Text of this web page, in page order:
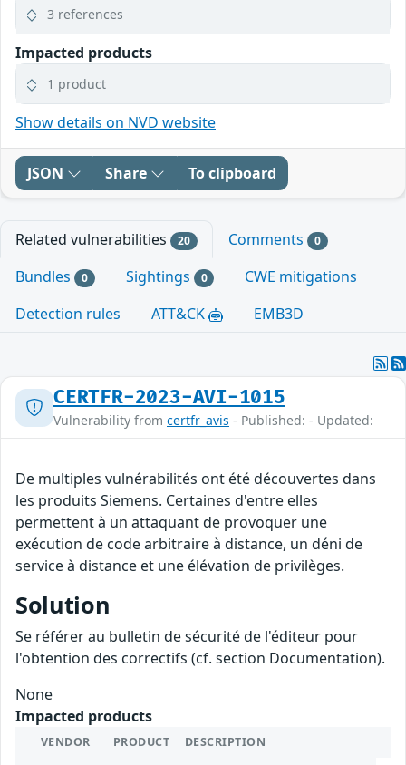
3 references
Impacted products
1 product
Show details on NVD website
JSON Share To clipboard
Related vulnerabilities 20 Comments 0
Bundles 0 Sightings 0
CWE mitigations
Detection rules
ATT&CK EMB3D
CERTFR-2023-AVI-1015
Vulnerability from certfr_avis - Published: - Updated:
De multiples vulnérabilités ont été découvertes dans
les produits Siemens. Certaines d'entre elles
permettent à un attaquant de provoquer une
exécution de code arbitraire à distance, un déni de
service à distance et une élévation de privilèges.
Solution
Se référer au bulletin de sécurité de l'éditeur pour
l'obtention des correctifs (cf. section Documentation).
None
Impacted products
VENDOR PRODUCT DESCRIPTION